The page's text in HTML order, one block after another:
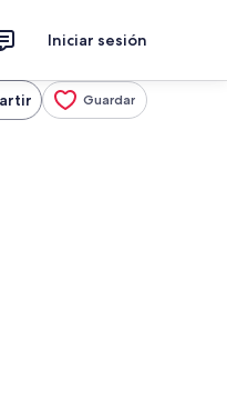
Iniciar sesión
Guardar